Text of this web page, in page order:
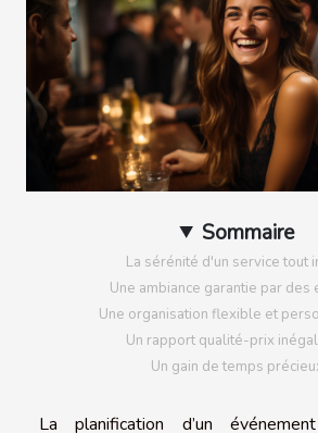
Sommaire
La sérénité d'un service tout
Une ambiance garantie par des
Une organisation flexible et
Un rapport qualité-prix
Un gain de temps
La planification d’un